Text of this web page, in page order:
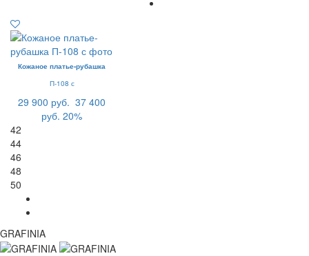
Кожаное платье-рубашка
П-108 с
29 900 руб. 37 400
руб. 20%
42
44
46
48
50
GRAFINIA